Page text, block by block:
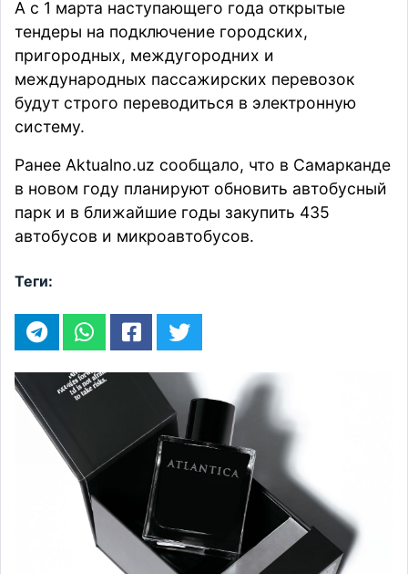
А с 1 марта наступающего года открытые
тендеры на подключение городских,
пригородных, междугородних и
международных пассажирских перевозок
будут строго переводиться в электронную
систему.
Ранее Aktualno.uz сообщало, что в Самарканде
в новом году планируют обновить автобусный
парк и в ближайшие годы закупить 435
автобусов и микроавтобусов.
Теги: